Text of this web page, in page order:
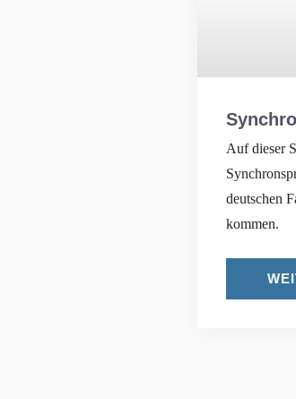
Auf dieser
deutschen
kommen.